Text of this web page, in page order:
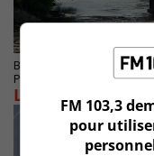
BROSSARD
Publié le 4 juillet 2025 à
Le REM ferme
FM 103,3
pour